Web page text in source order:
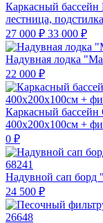
Каркасный бассейн
лестница,
27 000 ₽ 33 000 ₽
Надувная лодка
22 000 ₽
Каркасный бассейн
400х200х100см +
0 ₽
Надувной сап борд
24 500 ₽